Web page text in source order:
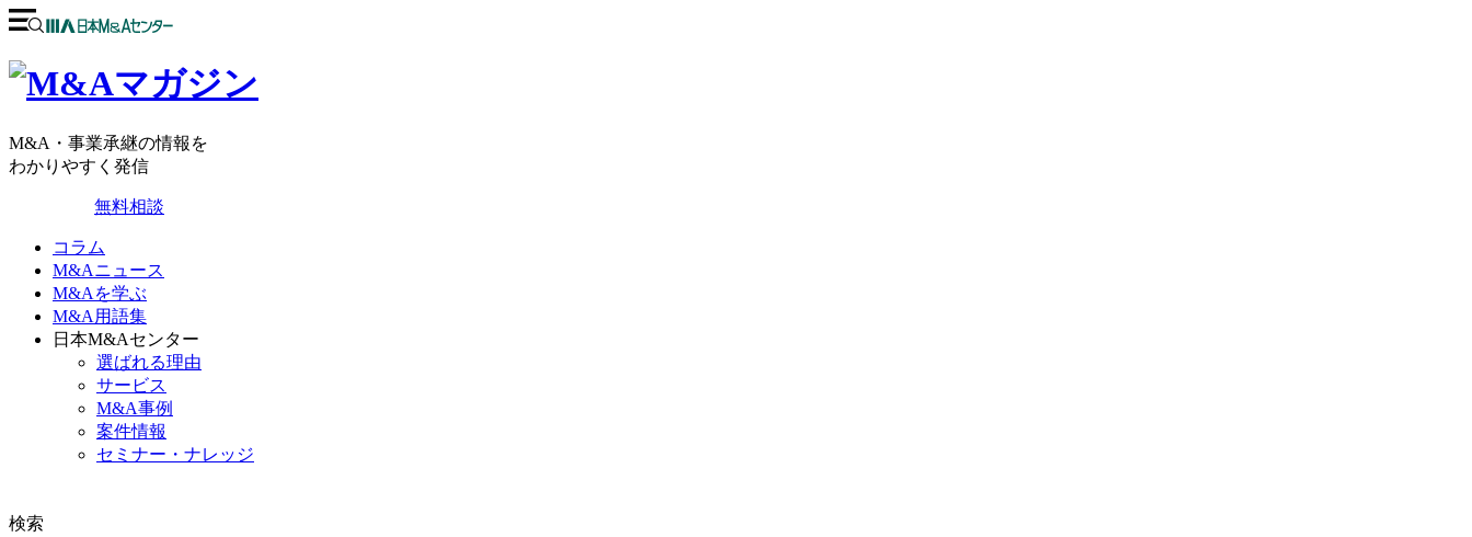
M&A・事業承継の情報を
わかりやすく発信
無料相談
コラム
M&Aニュース
M&Aを学ぶ
M&A用語集
日本M&Aセンター
選ばれる理由
サービス
M&A事例
案件情報
セミナー・ナレッジ
検索